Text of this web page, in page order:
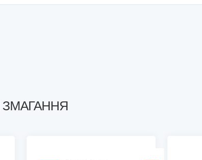
ЗМАГАННЯ